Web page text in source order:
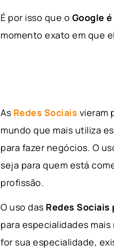
É por isso que o Google
momento exato em que
As Redes Sociais vieram
mundo que mais utiliza
para fazer negócios. O
seja para quem está
profissão.
O uso das Redes Sociais
para especialidades
for sua especialidade,